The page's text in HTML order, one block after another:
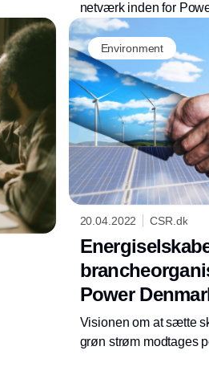
netværk inden for
Netværket bringer
myndigheder sammen
fremskynde den
energiområdet og
styrkepositioner.
Environment
20.04.2022 CSR.dk
Power
den danske
grøn strøm i
Visionen om at sætte
grøn strøm modtages